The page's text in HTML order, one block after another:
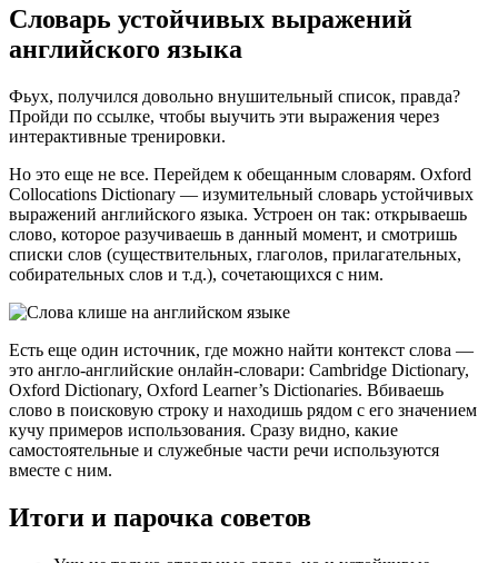
Словарь устойчивых выражений
английского языка
Фьух, получился довольно внушительный список, правда?
Пройди по ссылке, чтобы выучить эти выражения через
интерактивные тренировки.
Но это еще не все. Перейдем к обещанным словарям. Oxford
Collocations Dictionary — изумительный словарь устойчивых
выражений английского языка. Устроен он так: открываешь
слово, которое разучиваешь в данный момент, и смотришь
списки слов (существительных, глаголов, прилагательных,
собирательных слов и т.д.), сочетающихся с ним.
Есть еще один источник, где можно найти контекст слова —
это англо-английские онлайн-словари: Cambridge Dictionary,
Oxford Dictionary, Oxford Learner’s Dictionaries. Вбиваешь
слово в поисковую строку и находишь рядом с его значением
кучу примеров использования. Сразу видно, какие
самостоятельные и служебные части речи используются
вместе с ним.
Итоги и парочка советов